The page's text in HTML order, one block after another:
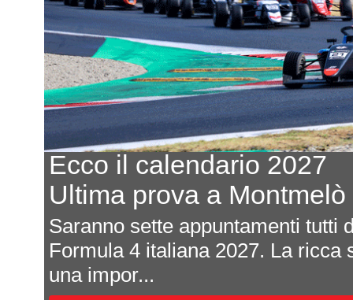
Ecco il calendario 2027
Ultima prova a Montmelò
Saranno sette appuntamenti tutti
Formula 4 italiana 2027. La ricca
una impor...